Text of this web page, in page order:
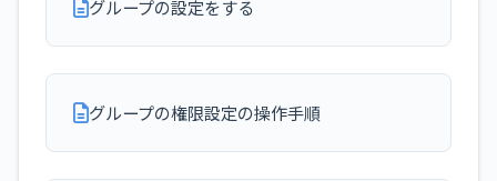
グループの設定をする
グループの権限設定の操作手順